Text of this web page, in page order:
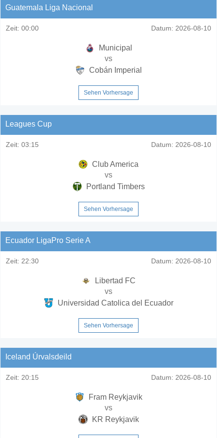
Guatemala Liga Nacional
Zeit: 00:00 Datum: 2026-08-10
Municipal
vs
Cobán Imperial
Sehen Vorhersage
Leagues Cup
Zeit: 03:15 Datum: 2026-08-10
Club America
vs
Portland Timbers
Sehen Vorhersage
Ecuador LigaPro Serie A
Zeit: 22:30 Datum: 2026-08-10
Libertad FC
vs
Universidad Catolica del Ecuador
Sehen Vorhersage
Iceland Úrvalsdeild
Zeit: 20:15 Datum: 2026-08-10
Fram Reykjavik
vs
KR Reykjavik